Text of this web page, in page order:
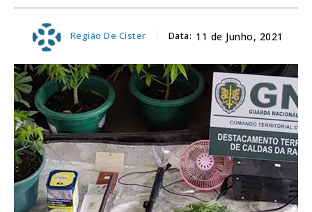
Região De Cister Data: 11 de Junho, 2021